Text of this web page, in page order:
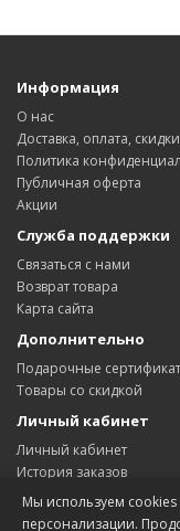
Информация
О нас
Доставка, оплата, скидки
Политика
Публичная оферта
Акции
Служба поддержки
Связаться с нами
Возврат товара
Карта сайта
Дополнительно
Подарочные
Товары со скидкой
Личный кабинет
Личный кабинет
История заказов
Мои закладки
Рассылка новостей
Мы используем
персонализации.